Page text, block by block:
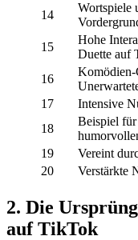
14
Wortspiele
15
Hohe
Duette auf
16
Komödien-
17
Intensive
18
Beispiel
19
Vereint
20
Verstärkte
2. Die
auf TikTok